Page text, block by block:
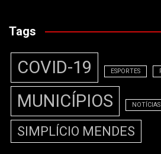
Tags
COVID-19 ESPORTES
MUNICÍPIOS
SIMPLÍCIO MENDES